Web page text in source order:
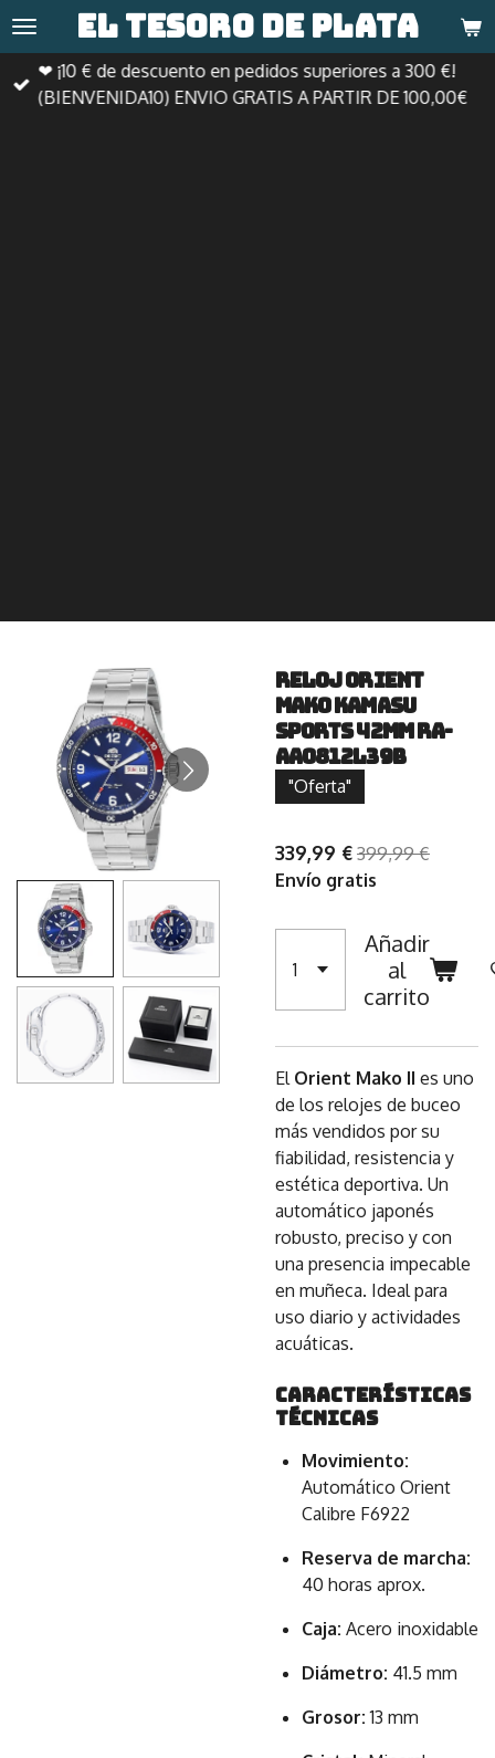
Ir
al
contenido
principal
El tesoro de plata
❤ ¡10 € de descuento en pedidos superiores a 300 €!
(BIENVENIDA10) ENVIO GRATIS A PARTIR DE 100,00€
Reloj Orient
Mako Kamasu
Sports 42mm RA-
AA0812L39B
"Oferta"
339,99 €399,99 €
Envío gratis
Añadir
al
carrito
El Orient Mako II es uno
de los relojes de buceo
más vendidos por su
fiabilidad, resistencia y
estética deportiva. Un
automático japonés
robusto, preciso y con
una presencia impecable
en muñeca. Ideal para
uso diario y actividades
acuáticas.
Características
técnicas
Movimiento:
Automático Orient
Calibre F6922
Reserva de marcha:
40 horas aprox.
Caja: Acero inoxidable
Diámetro: 41.5 mm
Grosor: 13 mm